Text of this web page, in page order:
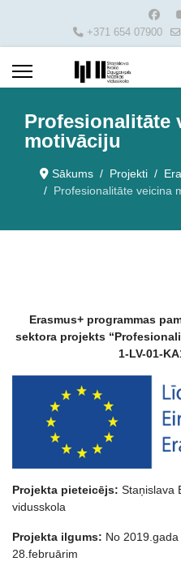
+371 654 07900
Profesionalitāte
motivāciju
Sākums Projekti
Profesionalitāte veicina
Erasmus+ programmas
sektora projekts
1-LV-01-
Projekta pieteicējs: Staņislava
vidusskola
Projekta ilgums: No
28.februārim